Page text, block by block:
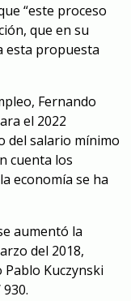
“este proceso
que en su
esta propuesta
Fernando
el 2022
del salario mínimo
cuenta los
economía se ha
aumentó la
del 2018,
Kuczynski